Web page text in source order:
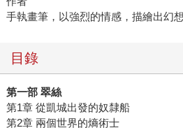
手執畫筆，以強烈的情感，描繪出幻
目錄
第一部 翠絲
第1章 從凱城出發的奴隸船
第2章 兩個世界的熵術士